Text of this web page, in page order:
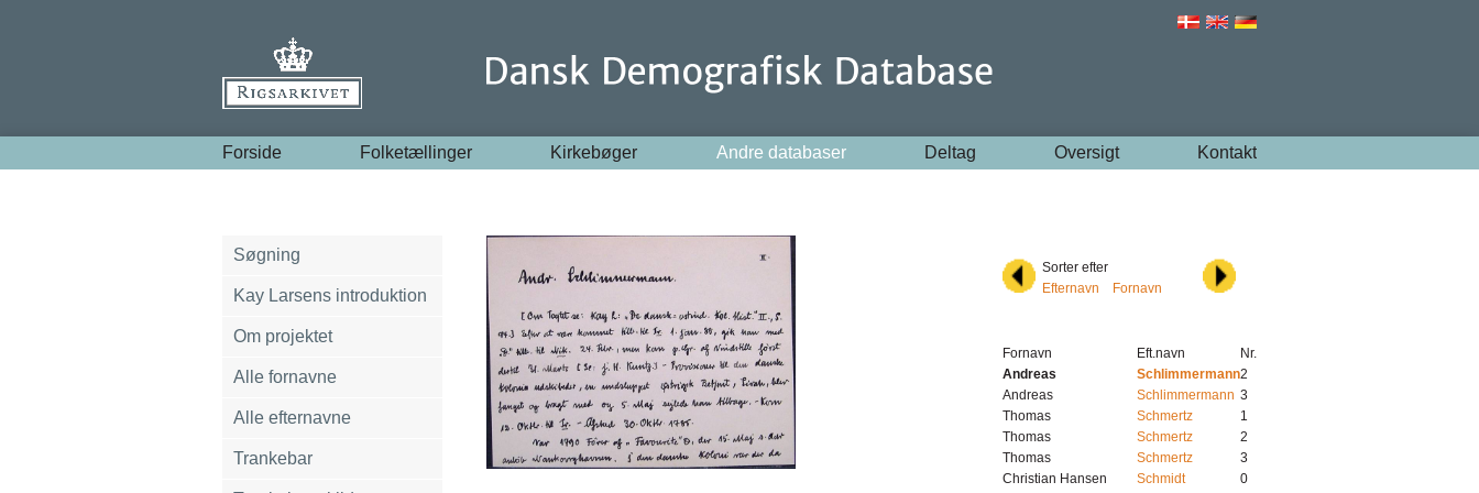
Forside Folketællinger Kirkebøger Andre databaser Deltag Oversigt Kontakt
Søgning
Kay Larsens introduktion
Om projektet
Alle fornavne
Alle efternavne
Trankebar
Sorter efter
Efternavn
Fornavn
Fornavn Eft.navn
Nr.
Andreas
Schlimmermann2
Andreas
Schlimmermann 3
Thomas
Schmertz
1
Thomas
Schmertz
2
Thomas
Schmertz
3
Christian Hansen
Schmidt
0